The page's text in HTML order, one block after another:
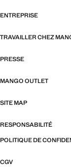
ENTREPRISE
TRAVAILLER CHEZ
PRESSE
MANGO OUTLET
SITE MAP
RESPONSABILITÉ
POLITIQUE DE
CGV